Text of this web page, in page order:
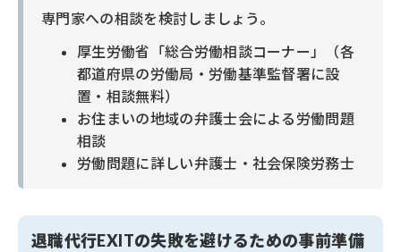
専門家への相談を検討しましょう。
厚生労働省「総合労働相談コーナー」（各
都道府県の労働局・労働基準監督署に設
置・相談無料）
お住まいの地域の弁護士会による労働問題
相談
労働問題に詳しい弁護士・社会保険労務士
退職代行EXITの失敗を避けるための事前準備